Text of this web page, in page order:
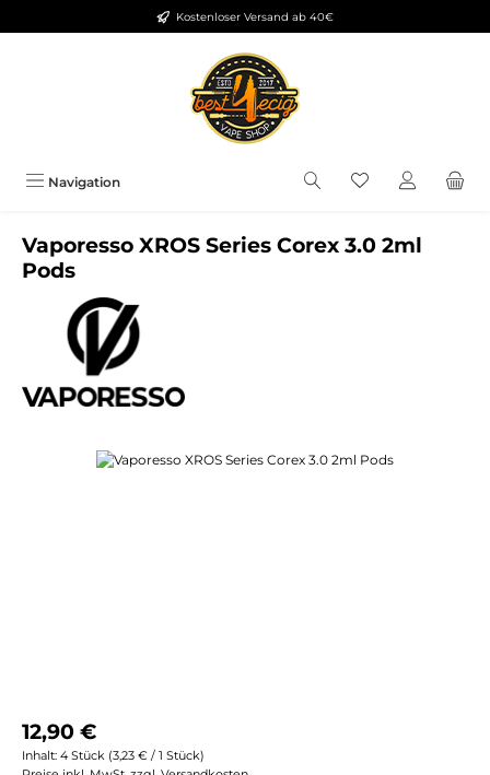
Zum Hauptinhalt springenKostenloser Versand ab 40€
Navigation Du hast 0
Vaporesso XROS Series Corex 3.0 2ml
Pods
Bildergalerie überspringen
Regulärer Preis:
12,90 €
Inhalt: 4 Stück (3,23 € / 1 Stück)